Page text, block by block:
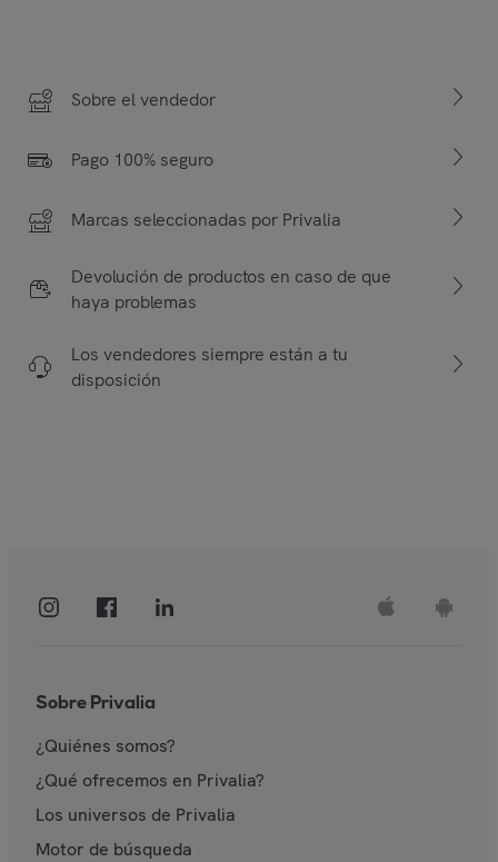
Sobre el vendedor
Pago 100% seguro
Marcas seleccionadas por Privalia
Devolución de productos en caso de que
haya problemas
Los vendedores siempre están a tu
disposición
Sobre Privalia
¿Quiénes somos?
¿Qué ofrecemos en Privalia?
Los universos de Privalia
Motor de búsqueda